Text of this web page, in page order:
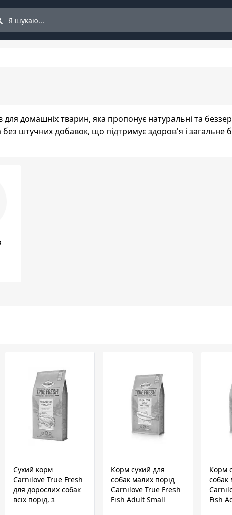
projects
для домашніх тварин, яка пропонує натуральні та
без штучних добавок, що підтримує здоров'я і
Сухий корм
Carnilove True Fresh
для дорослих собак
всіх порід, з
Корм сухий для
собак малих порід
Carnilove True Fresh
Fish Adult Small
Корм
собак
Fish